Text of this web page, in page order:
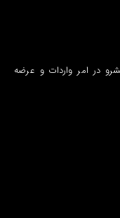
در امر واردات و عرضه